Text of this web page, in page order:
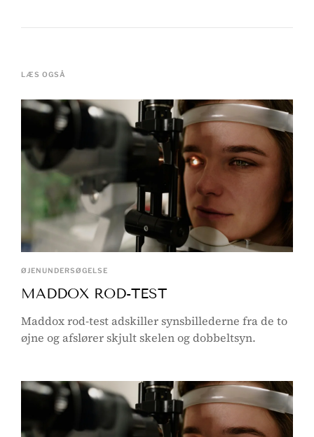
LÆS OGSÅ
ØJENUNDERSØGELSE
MADDOX ROD-TEST
Maddox rod-test adskiller synsbillederne fra de to
øjne og afslører skjult skelen og dobbeltsyn.